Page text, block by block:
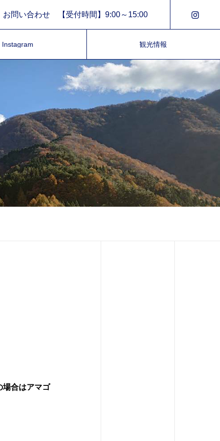
Instagram 観光情報
お問い合わせ 【受付時間】9:00～15:00
場合はアマゴ